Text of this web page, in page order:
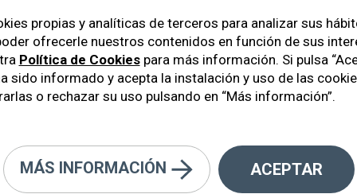
afectaciones oculares
pero afortunadamente,
propias y analíticas de terceros para analizar sus
ofrecerle nuestros contenidos en función de sus
Política de Cookiespara más información. Si pulsa
sido informado y acepta la instalación y uso de las
o rechazar su uso pulsando en “Más información”.
MÁS INFORMACIÓN ACEPTAR